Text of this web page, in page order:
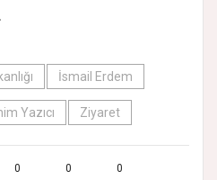
İsmail Erdem
Yazıcı Ziyaret
0 0 0